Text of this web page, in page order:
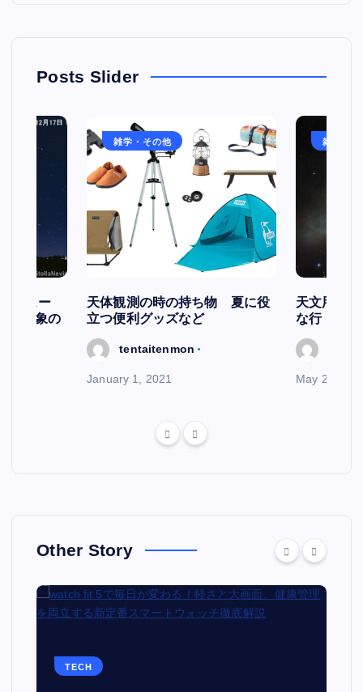
Posts Slider
ジュー
文現象の
雑学・その他
天体観測の時の持ち物 夏に役
立つ便利グッズなど
tentaitenmon
January 1, 2021
雑学・そ
天文用語
な行
May 29,
Other Story
TECH